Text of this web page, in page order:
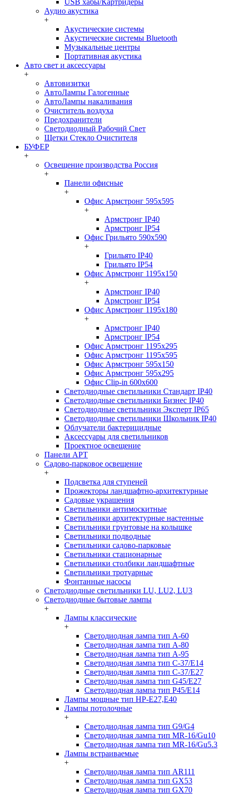
USB хабы/Картридеры
Аудио акустика
+
Акустические системы
Акустические системы Bluetooth
Музыкальные центры
Портативная акустика
Авто свет и аксессуары
+
Автовизитки
АвтоЛампы Галогенные
АвтоЛампы накаливания
Очиститель воздуха
Предохранители
Светодиодный Рабочий Свет
Щетки Стекло Очистителя
БУФЕР
+
Освещение производства Россия
+
Панели офисные
+
Офис Армстронг 595x595
+
Армстронг IP40
Армстронг IP54
Офис Грильято 590x590
+
Грильято IP40
Грильято IP54
Офис Армстронг 1195x150
+
Армстронг IP40
Армстронг IP54
Офис Армстронг 1195x180
+
Армстронг IP40
Армстронг IP54
Офис Армстронг 1195x295
Офис Армстронг 1195x595
Офис Армстронг 595x150
Офис Армстронг 595x295
Офис Clip-in 600x600
Светодиодные светильники Стандарт IP40
Светодиодные светильники Бизнес IP40
Светодиодные светильники Эксперт IP65
Светодиодные светильники Школьник IP40
Облучатели бактерицидные
Аксессуары для светильников
Проектное освещение
Панели АРТ
Садово-парковое освещение
+
Подсветка для ступеней
Прожекторы ландшафтно-архитектурные
Садовые украшения
Светильники антимоскитные
Светильники архитектурные настенные
Светильники грунтовые на колышке
Светильники подводные
Светильники садово-парковые
Светильники стационарные
Светильники столбики ландшафтные
Светильники тротуарные
Фонтанные насосы
Светодиодные светильники LU, LU2, LU3
Светодиодные бытовые лампы
+
Лампы классические
+
Светодиодная лампа тип A-60
Светодиодная лампа тип A-80
Светодиодная лампа тип A-95
Светодиодная лампа тип C-37/Е14
Светодиодная лампа тип C-37/Е27
Светодиодная лампа тип G45/E27
Светодиодная лампа тип P45/E14
Лампы мощные тип HP-E27,E40
Лампы потолочные
+
Светодиодная лампа тип G9/G4
Светодиодная лампа тип MR-16/Gu10
Светодиодная лампа тип MR-16/Gu5.3
Лампы встраиваемые
+
Светодиодная лампа тип AR111
Светодиодная лампа тип GX53
Светодиодная лампа тип GX70